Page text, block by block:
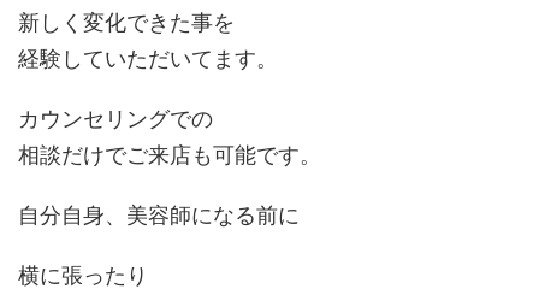
新しく変化できた事を
経験していただいてます。
カウンセリングでの
相談だけでご来店も可能です。
自分自身、美容師になる前に
横に張ったり